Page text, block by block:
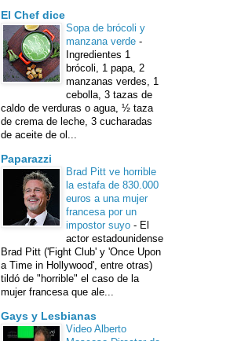
El Chef dice
Sopa de brócoli y
manzana verde -
Ingredientes 1
brócoli, 1 papa, 2
manzanas verdes, 1
cebolla, 3 tazas de
caldo de verduras o agua, ½ taza
de crema de leche, 3 cucharadas
de aceite de ol...
Paparazzi
Brad Pitt ve horrible
la estafa de 830.000
euros a una mujer
francesa por un
impostor suyo - El
actor estadounidense
Brad Pitt ('Fight Club' y 'Once Upon
a Time in Hollywood', entre otras)
tildó de "horrible" el caso de la
mujer francesa que ale...
Gays y Lesbianas
Video Alberto